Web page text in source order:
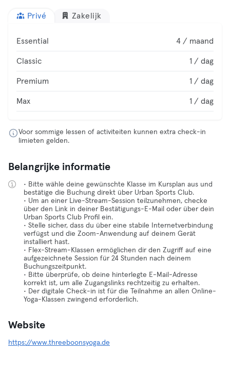
Privé Zakelijk
Essential 4 / maand
Classic 1 / dag
Premium 1 / dag
Max 1 / dag
Voor sommige lessen of activiteiten kunnen extra check-in
limieten gelden.
Belangrijke informatie
• Bitte wähle deine gewünschte Klasse im Kursplan aus und
bestätige die Buchung direkt über Urban Sports Club.
• Um an einer Live-Stream-Session teilzunehmen, checke
über den Link in deiner Bestätigungs-E-Mail oder über dein
Urban Sports Club Profil ein.
• Stelle sicher, dass du über eine stabile Internetverbindung
verfügst und die Zoom-Anwendung auf deinem Gerät
installiert hast.
• Flex-Stream-Klassen ermöglichen dir den Zugriff auf eine
aufgezeichnete Session für 24 Stunden nach deinem
Buchungszeitpunkt.
• Bitte überprüfe, ob deine hinterlegte E-Mail-Adresse
korrekt ist, um alle Zugangslinks rechtzeitig zu erhalten.
• Der digitale Check-in ist für die Teilnahme an allen Online-
Yoga-Klassen zwingend erforderlich.
Website
https://www.threeboonsyoga.de